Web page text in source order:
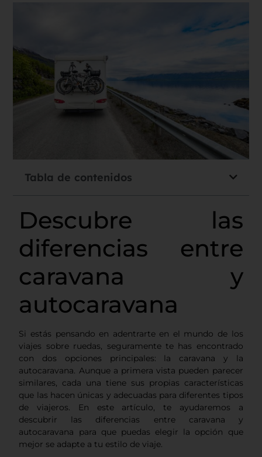
Tabla de contenidos
Descubre las
diferencias entre
caravana y
autocaravana
Si estás pensando en adentrarte en el mundo de los
viajes sobre ruedas, seguramente te has encontrado
con dos opciones principales: la caravana y la
autocaravana. Aunque a primera vista pueden parecer
similares, cada una tiene sus propias características
que las hacen únicas y adecuadas para diferentes tipos
de viajeros. En este artículo, te ayudaremos a
descubrir las diferencias entre caravana y
autocaravana para que puedas elegir la opción que
mejor se adapte a tu estilo de viaje.